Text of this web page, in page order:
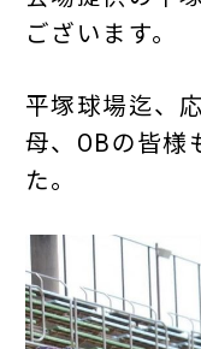
ございます。
平塚球場迄、
母、OBの皆様
た。